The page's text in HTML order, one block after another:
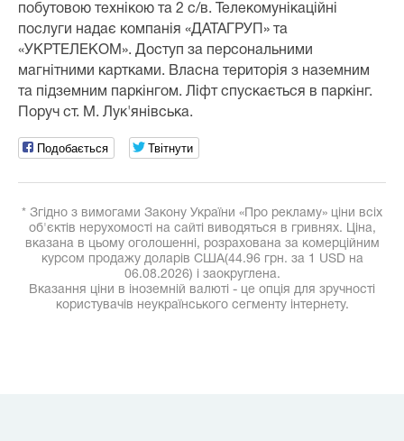
побутовою технікою та 2 с/в. Телекомунікаційні
послуги надає компанія «ДАТАГРУП» та
«УКРТЕЛЕКОМ». Доступ за персональними
магнітними картками. Власна територія з наземним
та підземним паркінгом. Ліфт спускається в паркінг.
Поруч ст. М. Лук'янівська.
Подобається Твітнути
* Згідно з вимогами Закону України «Про рекламу» ціни всіх
об'єктів нерухомості на сайті виводяться в гривнях. Ціна,
вказана в цьому оголошенні, розрахована за комерційним
курсом продажу доларів США(44.96 грн. за 1 USD на
06.08.2026) і заокруглена.
Вказання ціни в іноземній валюті - це опція для зручності
користувачів неукраїнського сегменту інтернету.